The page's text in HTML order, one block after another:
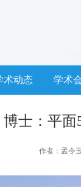
术动态 学术
士：平
作者：孟令